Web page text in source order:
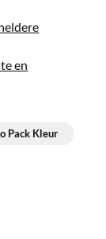
en
Pack Kleur